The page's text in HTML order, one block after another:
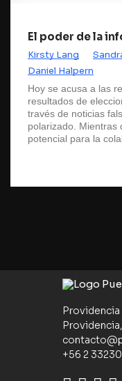
El poder de la
Kirsty Lang
Daniel Halpern
Hoy se acusa a las
resultados de
través de noticias
polarizado. Mientras
potencial para la
Providencia
+56 2